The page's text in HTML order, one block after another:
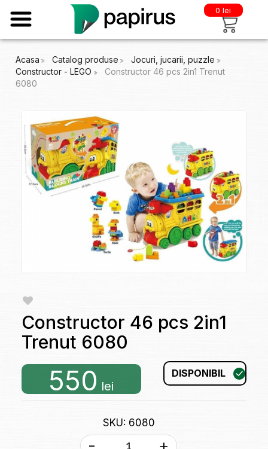
0 lei
Acasa Catalog produse
Jocuri, jucarii, puzzle
Constructor - LEGO
Constructor 46 pcs 2in1 Trenut
6080
Constructor 46 pcs 2in1
Trenut 6080
550 lei
DISPONIBIL
SKU: 6080